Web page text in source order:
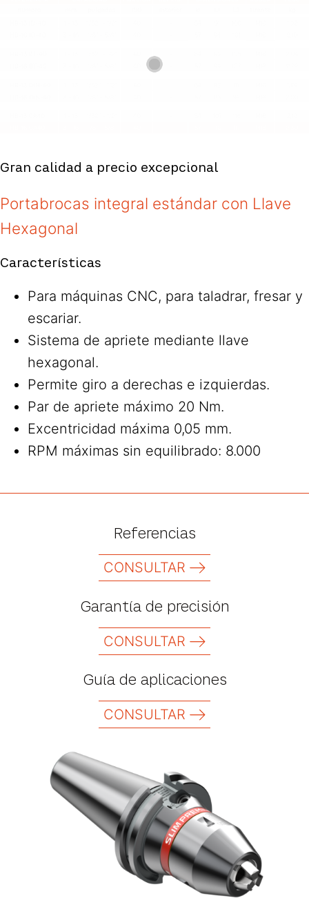
Gran calidad a precio excepcional
Portabrocas integral estándar con Llave
Hexagonal
Características
Para máquinas CNC, para taladrar, fresar y
escariar.
Sistema de apriete mediante llave
hexagonal.
Permite giro a derechas e izquierdas.
Par de apriete máximo 20 Nm.
Excentricidad máxima 0,05 mm.
RPM máximas sin equilibrado: 8.000
Referencias
CONSULTAR
Garantía de precisión
CONSULTAR
Guía de aplicaciones
CONSULTAR